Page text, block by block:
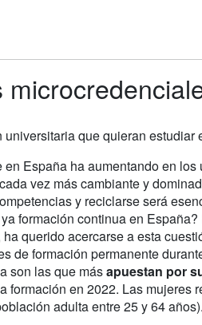
que quieran estudiar
España ha aumentando en
vez más cambiante y
y reciclarse será
formación continua en
querido acercarse a esta
de formación permanente
son las que másapuestan por
en 2022. Las mujeres
adulta entre 25 y 64